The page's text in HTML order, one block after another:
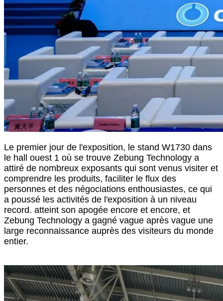
Le premier jour de l'exposition, le stand W1730 dans
le hall ouest 1 où se trouve Zebung Technology a
attiré de nombreux exposants qui sont venus visiter et
comprendre les produits, faciliter le flux des
personnes et des négociations enthousiastes, ce qui
a poussé les activités de l'exposition à un niveau
record. atteint son apogée encore et encore, et
Zebung Technology a gagné vague après vague une
large reconnaissance auprès des visiteurs du monde
entier.